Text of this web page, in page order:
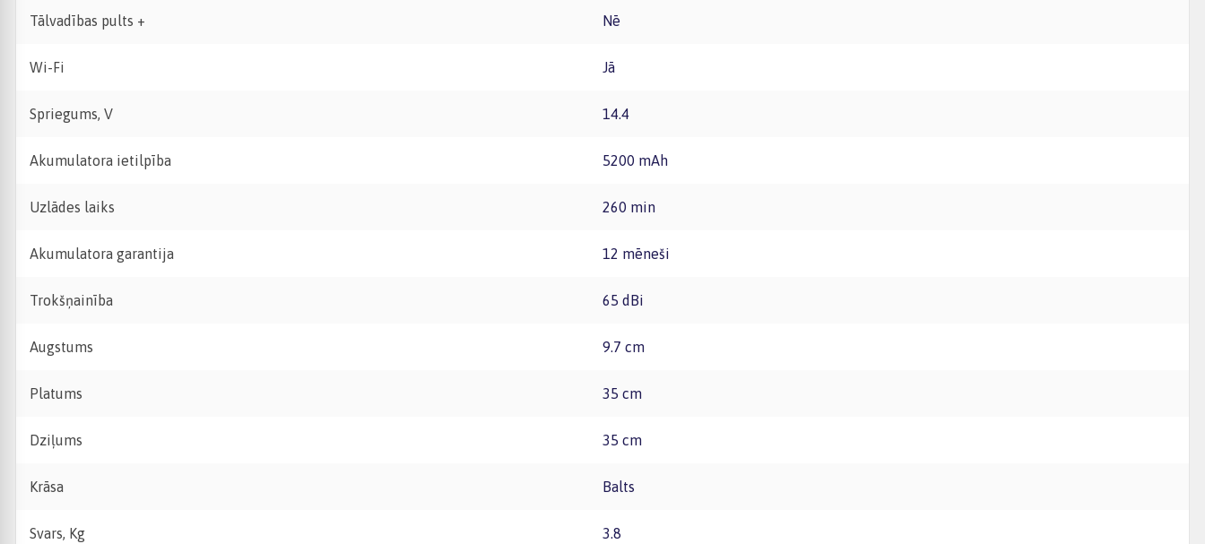
Tālvadības pults + Nē
Wi-Fi Jā
Spriegums, V 14.4
Akumulatora ietilpība 5200 mAh
Uzlādes laiks 260 min
Akumulatora garantija 12 mēneši
Trokšņainība 65 dBi
Augstums 9.7 cm
Platums 35 cm
Dziļums 35 cm
Krāsa Balts
Svars, Kg 3.8